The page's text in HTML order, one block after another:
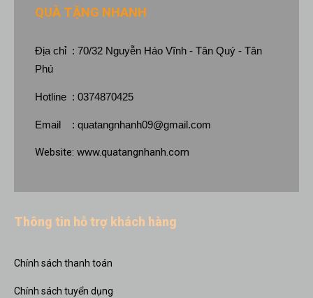
QUÀ TẶNG NHANH
Địa chỉ : 70/32 Nguyễn Háo Vĩnh - Tân Quý - Tân
Phú
Hotline : 0374870425
Email : quatangnhanh09@gmail.com
Website: www.quatangnhanh.com
Thông tin hỗ trợ khách hàng
Chính sách thanh toán
Chính sách tuyển dụng